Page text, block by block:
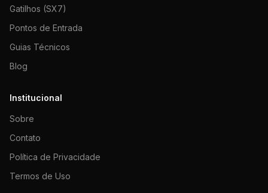
Gatilhos (SX7)
Pontos de Entrada
Guias Técnicos
Blog
Institucional
Sobre
Contato
Política de Privacidade
Termos de Uso